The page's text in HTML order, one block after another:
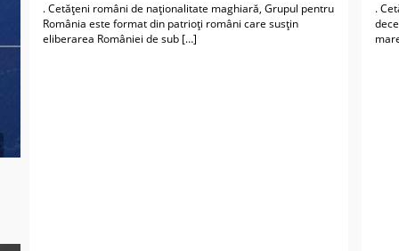
. Cetățeni români de naționalitate maghiară, Grupul pentru
România este format din patrioți români care susțin
eliberarea României de sub […]
.